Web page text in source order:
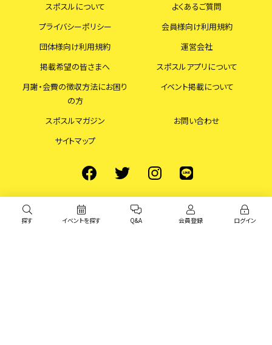
スポスルについて
よくあるご質問
プライバシーポリシー
会員様向け利用規約
団体様向け利用規約
運営会社
掲載希望の皆さまへ
スポスルアプリについて
月謝・会費の徴収方法にお困り
の方
イベント掲載について
スポスルマガジン
お問い合わせ
サイトマップ
探す イベントを探す Q&A 会員登録 ログイン